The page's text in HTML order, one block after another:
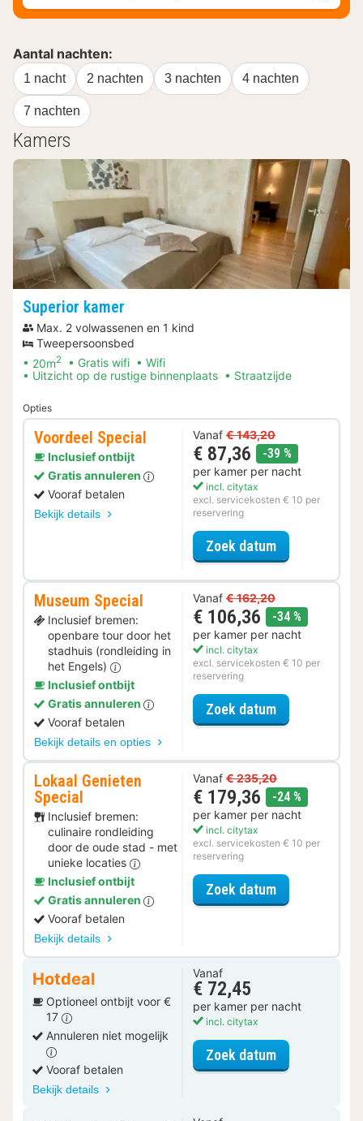
Aantal nachten:
1 nacht 2 nachten 3 nachten 4 nachten
7 nachten
Kamers
Superior kamer
Max. 2 volwassenen en 1 kind
Tweepersoonsbed
20m2 Gratis wifi
Wifi
Uitzicht op de rustige binnenplaats
Straatzijde
Opties
Voordeel Special
Inclusief ontbijt
Gratis annuleren
Vooraf betalen
Bekijk details
Vanaf € 143,20
€ 87,36 -39 %
per kamer per nacht
incl. citytax
excl. servicekosten € 10 per
reservering
Zoek datumvoor Voordeel
Museum Special
Inclusief bremen:
openbare tour door het
stadhuis (rondleiding in
het Engels)
Inclusief ontbijt
Gratis annuleren
Vooraf betalen
Bekijk details en opties
Vanaf € 162,20
€ 106,36 -34 %
per kamer per nacht
incl. citytax
excl. servicekosten € 10 per
reservering
Zoek datumvoor Museum
Lokaal Genieten
Special
Inclusief bremen:
culinaire rondleiding
door de oude stad - met
unieke locaties
Inclusief ontbijt
Gratis annuleren
Vooraf betalen
Bekijk details
Vanaf € 235,20
€ 179,36 -24 %
per kamer per nacht
incl. citytax
excl. servicekosten € 10 per
reservering
Zoek datumvoor Lokaal
Hotdeal
Optioneel ontbijt voor €
17
Annuleren niet mogelijk
Vooraf betalen
Bekijk details
Vanaf
€ 72,45
per kamer per nacht
incl. citytax
Zoek datumvoor Superior